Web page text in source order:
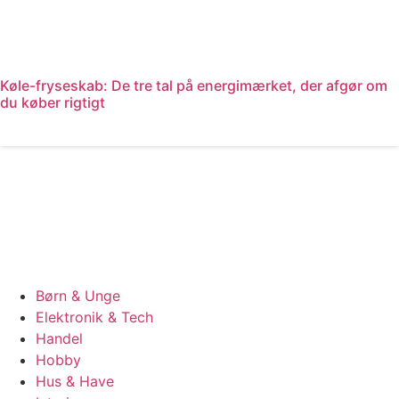
Køle-fryseskab: De tre tal på energimærket, der afgør om
du køber rigtigt
Børn & Unge
Elektronik & Tech
Handel
Hobby
Hus & Have